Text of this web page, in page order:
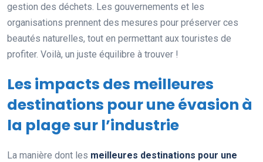
gestion des déchets. Les gouvernements et les
organisations prennent des mesures pour préserver ces
beautés naturelles, tout en permettant aux touristes de
profiter. Voilà, un juste équilibre à trouver !
Les impacts des meilleures
destinations pour une évasion à
la plage sur l’industrie
La manière dont les meilleures destinations pour une